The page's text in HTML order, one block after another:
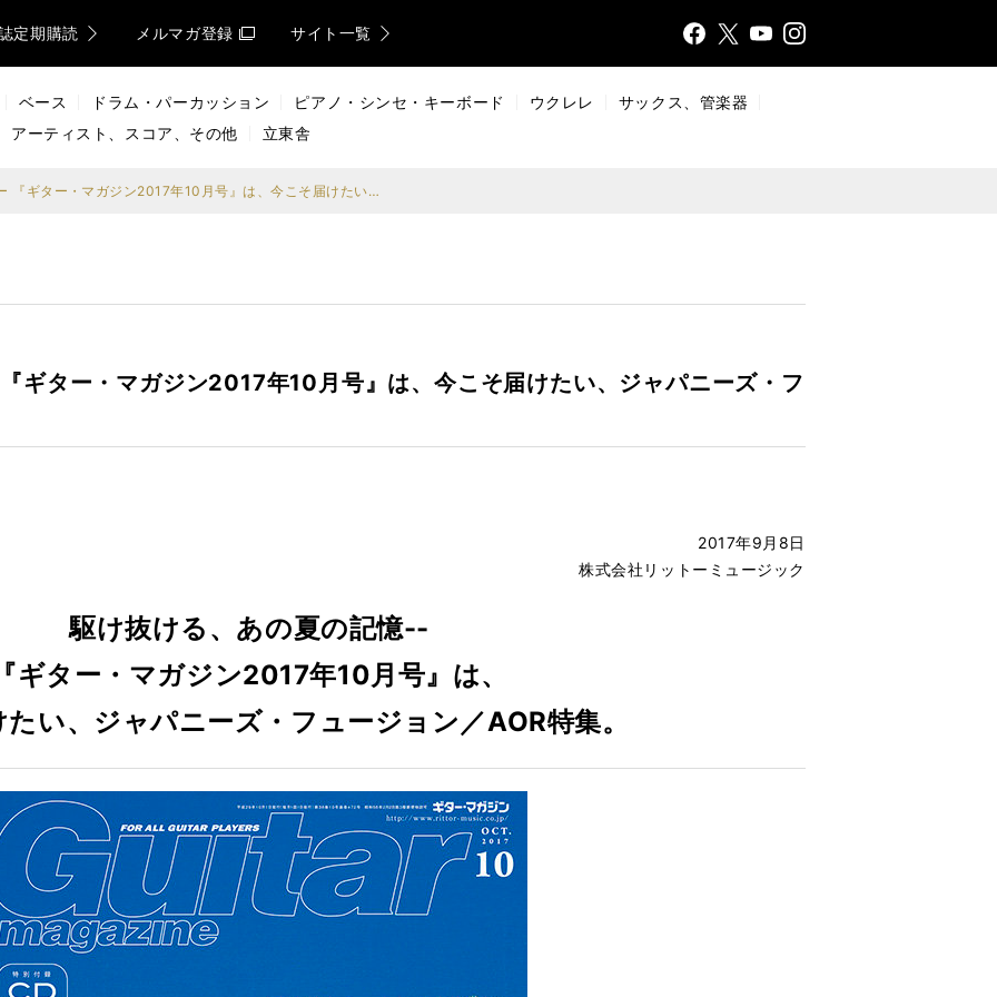
定期購読 メルマガ登録 サイト一覧
FaceX
YouTInsta
ベース ドラム・パーカッション ピアノ・シンセ・キーボード ウクレレ
サックス、管楽器
アーティスト、スコア、その他
立東舎
駆け抜ける、あの夏の記憶ー 『ギター・マガジン2017年10月号』は、今こそ届けたい、ジャパニーズ・フュージョン／AOR特集。
ギター・マガジン2017年10月号』は、今こそ届けたい、ジャパニーズ・フ
2017年9月8日
株式会社リットーミュージック
駆け抜ける、あの夏の記憶--
ギター・マガジン2017年10月号』は、
い、ジャパニーズ・フュージョン／AOR特集。